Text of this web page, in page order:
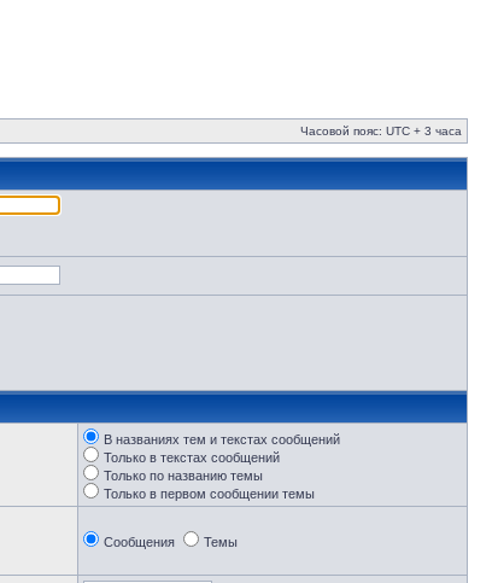
Часовой пояс: UTC + 3 часа
В названиях тем и текстах сообщений
Только в текстах сообщений
Только по названию темы
Только в первом сообщении темы
Сообщения Темы